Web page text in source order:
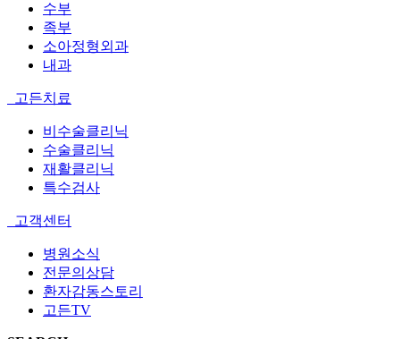
수부
족부
소아정형외과
내과
고든치료
비수술클리닉
수술클리닉
재활클리닉
특수검사
고객센터
병원소식
전문의상담
환자감동스토리
고든TV